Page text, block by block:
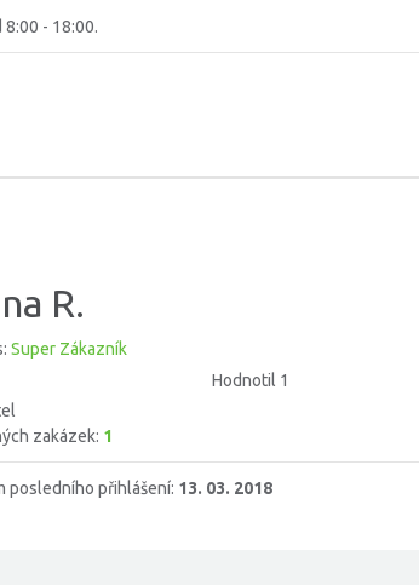
- 18:00.
R.
Super Zákazník
Hodnotil 1
zakázek: 1
posledního přihlášení: 13. 03. 2018